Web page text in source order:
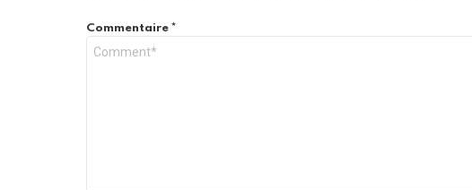
Commentaire *